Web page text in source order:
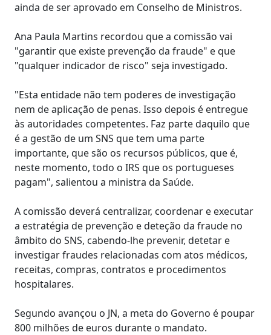
ainda de ser aprovado em Conselho de Ministros.
Ana Paula Martins recordou que a comissão vai
"garantir que existe prevenção da fraude" e que
"qualquer indicador de risco" seja investigado.
"Esta entidade não tem poderes de investigação
nem de aplicação de penas. Isso depois é entregue
às autoridades competentes. Faz parte daquilo que
é a gestão de um SNS que tem uma parte
importante, que são os recursos públicos, que é,
neste momento, todo o IRS que os portugueses
pagam", salientou a ministra da Saúde.
A comissão deverá centralizar, coordenar e executar
a estratégia de prevenção e deteção da fraude no
âmbito do SNS, cabendo-lhe prevenir, detetar e
investigar fraudes relacionadas com atos médicos,
receitas, compras, contratos e procedimentos
hospitalares.
Segundo avançou o JN, a meta do Governo é poupar
800 milhões de euros durante o mandato.